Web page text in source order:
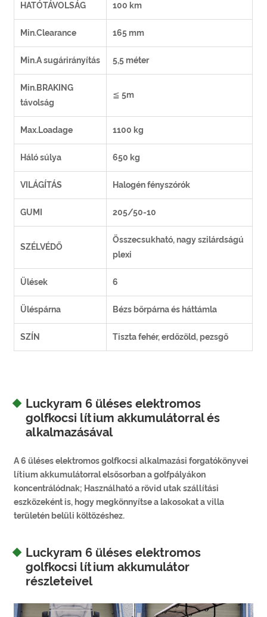
HATÓTÁVOLSÁG 100 km
Min.Clearance 165 mm
Min.A sugárirányítás 5,5 méter
Min.BRAKING
távolság
≦ 5m
Max.Loadage 1100 kg
Háló súlya 650 kg
VILÁGÍTÁS Halogén fényszórók
GUMI 205/50-10
SZÉLVÉDŐ
Összecsukható, nagy szilárdságú
plexi
Ülések 6
Üléspárna Bézs bőrpárna és háttámla
SZÍN Tiszta fehér, erdőzöld, pezsgő
Luckyram 6 üléses elektromos
golfkocsi lítium akkumulátorral és
alkalmazásával
A 6 üléses elektromos golfkocsi alkalmazási forgatókönyvei
lítium akkumulátorral elsősorban a golfpályákon
koncentrálódnak; Használható a rövid utak szállítási
eszközeként is, hogy megkönnyítse a lakosokat a villa
területén belüli költözéshez.
Luckyram 6 üléses elektromos
golfkocsi lítium akkumulátor
részleteivel